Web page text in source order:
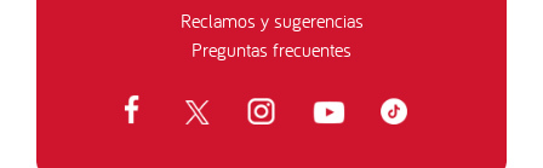
Reclamos y sugerencias
Preguntas frecuentes